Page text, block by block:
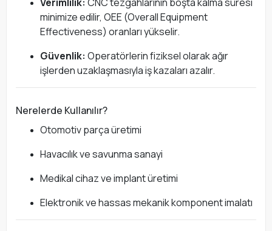
minimize edilir, OEE (Overall Equipment
Effectiveness) oranları yükselir.
Güvenlik: Operatörlerin fiziksel olarak ağır
işlerden uzaklaşmasıyla iş kazaları azalır.
Nerelerde Kullanılır?
Otomotiv parça üretimi
Havacılık ve savunma sanayi
Medikal cihaz ve implant üretimi
Elektronik ve hassas mekanik komponent imalatı